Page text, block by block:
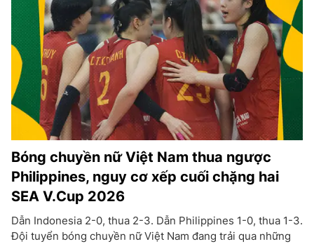
Bóng chuyền nữ Việt Nam thua ngược
Philippines, nguy cơ xếp cuối chặng hai
SEA V.Cup 2026
Dẫn Indonesia 2-0, thua 2-3. Dẫn Philippines 1-0, thua 1-3.
Đội tuyển bóng chuyền nữ Việt Nam đang trải qua những